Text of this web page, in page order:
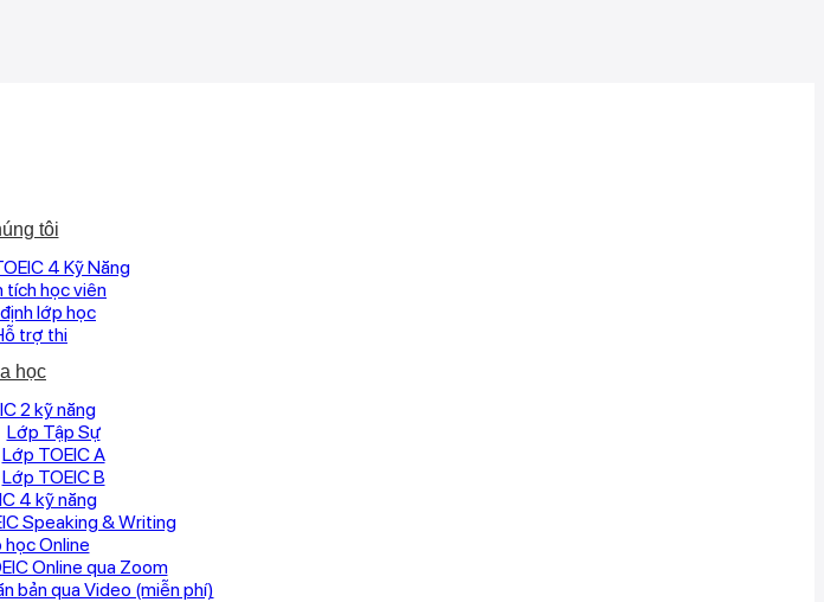
tôi
4 Kỹ Năng
tích học viên
lớp học
trợ thi
học
2 kỹ năng
Lớp Tập Sự
Lớp TOEIC A
Lớp TOEIC B
4 kỹ năng
Speaking & Writing
học Online
Online qua Zoom
bản qua Video (miễn phí)